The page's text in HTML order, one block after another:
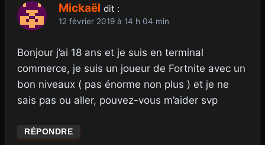
Mickaël dit :
12 février 2019 à 14 h 04 min
Bonjour j’ai 18 ans et je suis en terminal
commerce, je suis un joueur de Fortnite avec un
bon niveaux ( pas énorme non plus ) et je ne
sais pas ou aller, pouvez-vous m’aider svp
RÉPONDRE